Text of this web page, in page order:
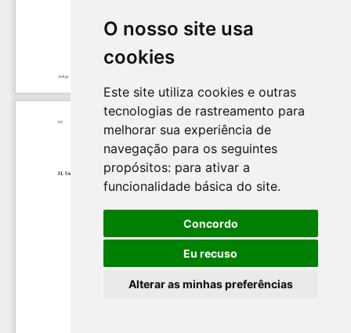
O nosso site usa
cookies
Este site utiliza cookies e outras
tecnologias de rastreamento para
melhorar sua experiência de
navegação para os seguintes
propósitos: para ativar a
funcionalidade básica do site.
Concordo
Eu recuso
Alterar as minhas preferências